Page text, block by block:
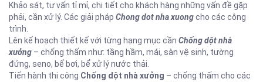
Khảo sát, tư vấn tỉ mỉ, chi tiết cho khách hàng những vấn đề gặp
phải, cần xử lý. Các giải pháp Chong dot nha xuongcho các công
trình.
Lên kế hoạch thiết kế với từng hạng mục cần Chống dột nhà
xưởng – chống thấm như: tầng hầm, mái, sàn vệ sinh, tường
đứng, seno, bể bơi, bể xử lý nước thải.
Tiến hành thi công Chống dột nhà xưởng – chống thấm cho các